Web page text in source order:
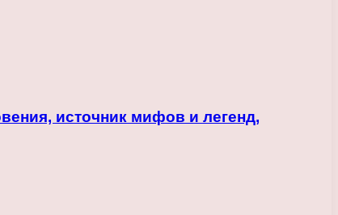
источник мифов и легенд,